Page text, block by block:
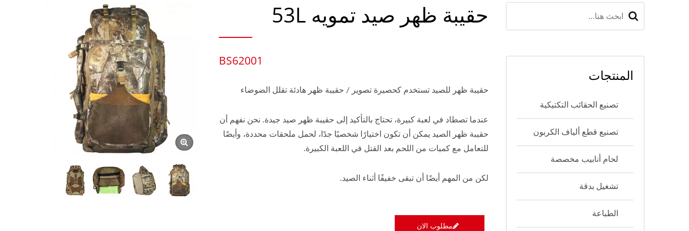
حقيبة ظهر صيد تمويه 53L
BS62001
حقيبة ظهر للصيد تستخدم كحصيرة تصوير / حقيبة ظهر هادئة تقلل الضوضاء
عندما تصطاد في لعبة كبيرة، تحتاج بالتأكيد إلى حقيبة ظهر صيد جيدة. نحن نفهم أن
حقيبة ظهر الصيد يمكن أن تكون اختيارًا شخصيًا جدًا، لحمل ملحقات محددة، وأيضًا
للتعامل مع كميات من اللحم بعد القتل في اللعبة الكبيرة.
لكن من المهم أيضًا أن تبقى خفيفًا أثناء الصيد.
مطلوب الان
المنتجات
تصنيع الحقائب التكتيكية
تصنيع قطع ألياف الكربون
لحام أنابيب مخصصة
تشغيل بدقة
الطباعة